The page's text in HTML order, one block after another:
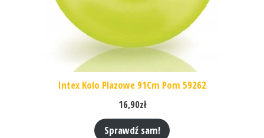
Intex Kolo Plazowe 91Cm Pom 59262
16,90zł
Sprawdź sam!